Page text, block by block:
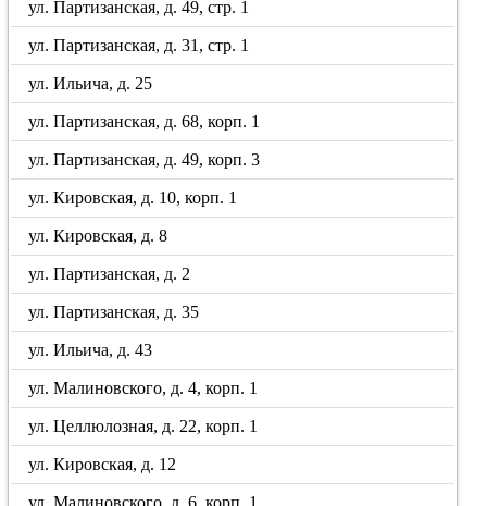
ул. Партизанская, д. 49, стр. 1
ул. Партизанская, д. 31, стр. 1
ул. Ильича, д. 25
ул. Партизанская, д. 68, корп. 1
ул. Партизанская, д. 49, корп. 3
ул. Кировская, д. 10, корп. 1
ул. Кировская, д. 8
ул. Партизанская, д. 2
ул. Партизанская, д. 35
ул. Ильича, д. 43
ул. Малиновского, д. 4, корп. 1
ул. Целлюлозная, д. 22, корп. 1
ул. Кировская, д. 12
ул. Малиновского, д. 6, корп. 1